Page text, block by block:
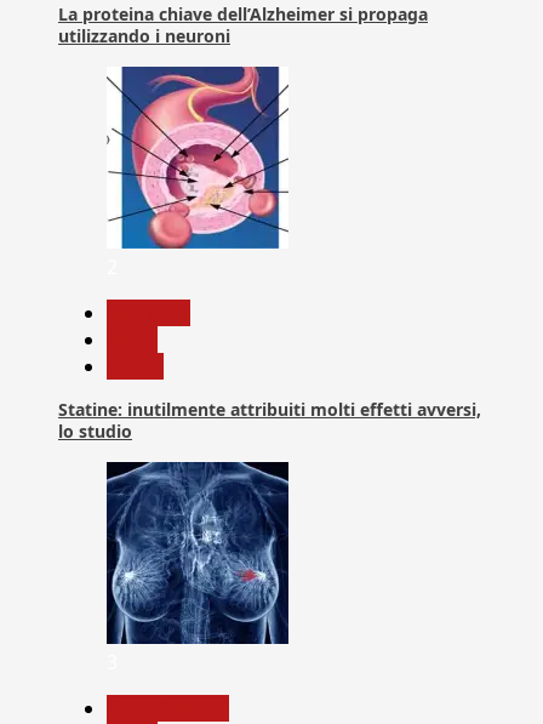
La proteina chiave dell’Alzheimer si propaga
utilizzando i neuroni
Statine: inutilmente attribuiti molti effetti avversi,
lo studio